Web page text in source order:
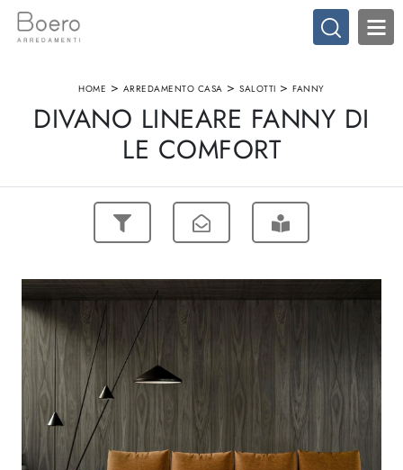
HOME > ARREDAMENTO CASA >SALOTTI >FANNY
DIVANO LINEARE FANNY DI
LE COMFORT